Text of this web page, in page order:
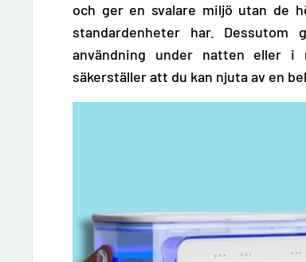
och ger en svalare miljö utan de
standardenheter har.
användning under natten eller
säkerställer att du kan njuta av en